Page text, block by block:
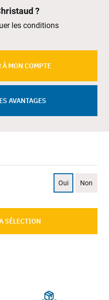
?
les conditions
À MON COMPTE
AVANTAGES
Oui Non
SÉLECTION